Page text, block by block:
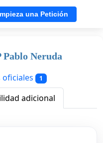
una Petición
Neruda
oficiales 1
adicional